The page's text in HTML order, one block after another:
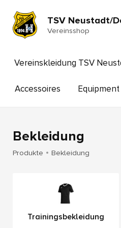
TSV Neustadt/
Vereinsshop
Vereinskleidung TSV
Accessoires Equipment
Bekleidung
Produkte Bekleidung
Trainingsbekleidung